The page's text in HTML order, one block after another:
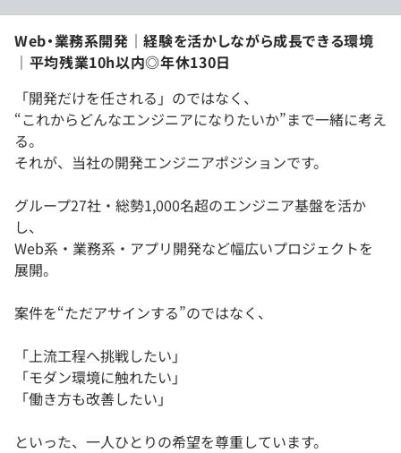
Web・業務系開発｜経験を活かしながら成長できる環境
｜平均残業10h以内◎年休130日
「開発だけを任される」のではなく、
“これからどんなエンジニアになりたいか”まで一緒に考え
る。
それが、当社の開発エンジニアポジションです。
グループ27社・総勢1,000名超のエンジニア基盤を活か
し、
Web系・業務系・アプリ開発など幅広いプロジェクトを
展開。
案件を“ただアサインする”のではなく、
「上流工程へ挑戦したい」
「モダン環境に触れたい」
「働き方も改善したい」
といった、一人ひとりの希望を尊重しています。